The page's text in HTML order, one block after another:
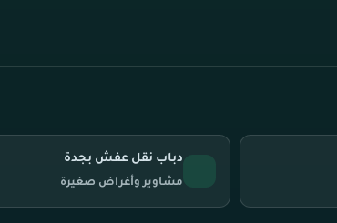
دباب نقل عفش بجدة
مشاوير وأغراض صغيرة